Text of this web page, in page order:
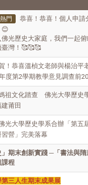
熱門
恭喜！恭喜！個人申請
😊
光歷史大家庭，我們一起
灣！🥰🥰🥰
！恭喜溫楨文老師與楊治平
度第2學期教學意見調查前
祖文化踏查 佛光大學歷史
莆田
光大學歷史學系合辦 「第五
習營 」 完美落幕
」期末創新實踐 ─「書法與
課程
三⼈⽣期末成果展